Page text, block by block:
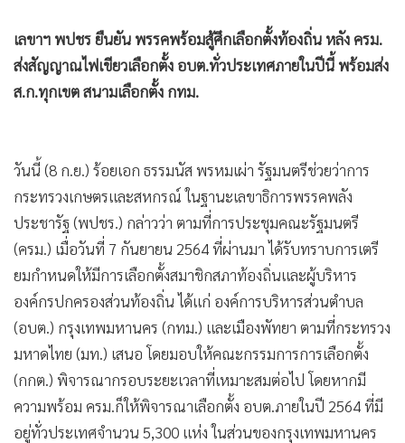
• Special Scoop
• เศรษฐกิจ-ธุรกิจ
• จีน
• Motoring
• เกม
• วิทยาศาสตร์
• SMEs
• หุ้น
• อินโดจีน
• กองทุนรวม
Celeb Online
Factcheck
ญี่ปุ่น
เลขาฯ พปชร ยืนยัน พรรคพร้อมสู้ศึกเลือกตั้งท้องถิ่น หลัง ครม.
ส่งสัญญาณไฟเขียวเลือกตั้ง อบต.ทั่วประเทศภายในปีนี้ พร้อมส่ง
ส.ก.ทุกเขต สนามเลือกตั้ง กทม.
วันนี้ (8 ก.ย.) ร้อยเอก ธรรมนัส พรหมเผ่า รัฐมนตรีช่วยว่าการ
กระทรวงเกษตรและสหกรณ์ ในฐานะเลขาธิการพรรคพลัง
ประชารัฐ (พปชร.) กล่าวว่า ตามที่การประชุมคณะรัฐมนตรี
(ครม.) เมื่อวันที่ 7 กันยายน 2564 ที่ผ่านมา ได้รับทราบการเตรี
ยมกำหนดให้มีการเลือกตั้งสมาชิกสภาท้องถิ่นและผู้บริหาร
องค์กรปกครองส่วนท้องถิ่น ได้แก่ องค์การบริหารส่วนตำบล
(อบต.) กรุงเทพมหานคร (กทม.) และเมืองพัทยา ตามที่กระทรวง
มหาดไทย (มท.) เสนอ โดยมอบให้คณะกรรมการการเลือกตั้ง
(กกต.) พิจารณากรอบระยะเวลาที่เหมาะสมต่อไป โดยหากมี
ความพร้อม ครม.ก็ให้พิจารณาเลือกตั้ง อบต.ภายในปี 2564 ที่มี
อยู่ทั่วประเทศจำนวน 5,300 แห่ง ในส่วนของกรุงเทพมหานคร